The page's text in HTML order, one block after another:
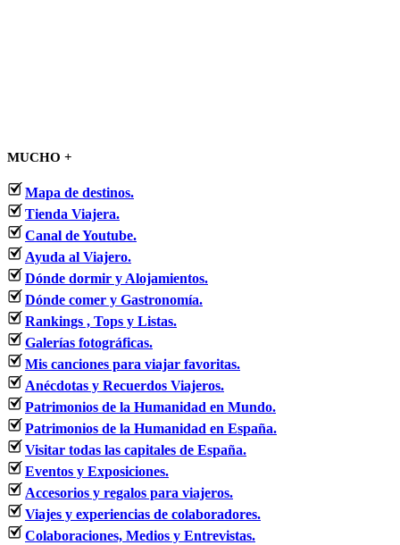
MUCHO +
Mapa de destinos.
Tienda Viajera.
Canal de Youtube.
Ayuda al Viajero.
Dónde dormir y Alojamientos.
Dónde comer y Gastronomía.
Rankings , Tops y Listas.
Galerías fotográficas.
Mis canciones para viajar favoritas.
Anécdotas y Recuerdos Viajeros.
Patrimonios de la Humanidad en Mundo.
Patrimonios de la Humanidad en España.
Visitar todas las capitales de España.
Eventos y Exposiciones.
Accesorios y regalos para viajeros.
Viajes y experiencias de colaboradores.
Colaboraciones, Medios y Entrevistas.